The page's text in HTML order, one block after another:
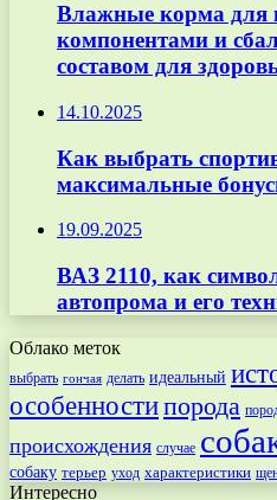
Влажные корма для
компонентами и
составом для
14.10.2025
Как выбрать
максимальные
19.09.2025
ВАЗ 2110, как
автопрома и его
Облако меток
выбрать гончая делать идеальный
особенностипорода
происхождения случае
собаку терьер уход характеристики
Интересно